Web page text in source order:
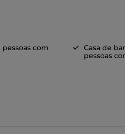
pessoas com
Casa de
pessoas